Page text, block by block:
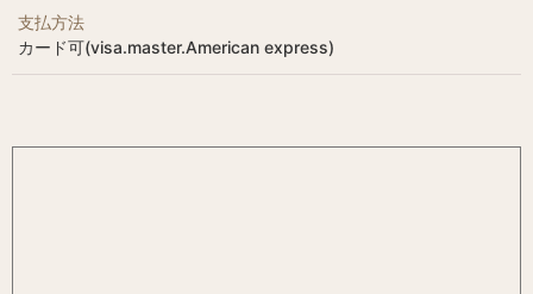
支払方法
カード可(visa.master.American express)